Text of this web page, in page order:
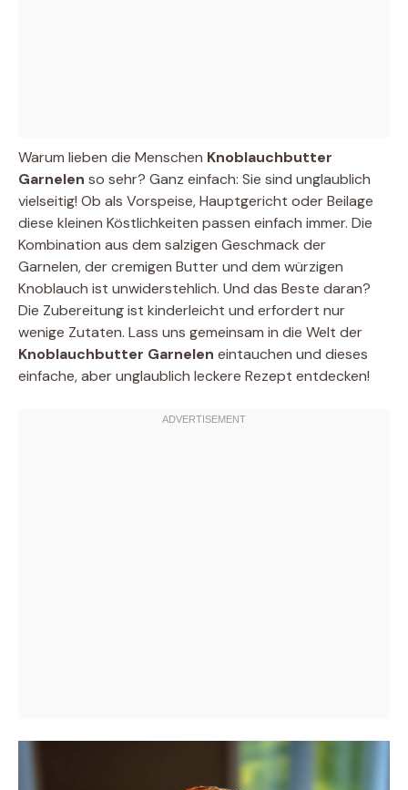
Warum lieben die Menschen Knoblauchbutter
Garnelen so sehr? Ganz einfach: Sie sind unglaublich
vielseitig! Ob als Vorspeise, Hauptgericht oder Beilage 
diese kleinen Köstlichkeiten passen einfach immer. Die
Kombination aus dem salzigen Geschmack der
Garnelen, der cremigen Butter und dem würzigen
Knoblauch ist unwiderstehlich. Und das Beste daran?
Die Zubereitung ist kinderleicht und erfordert nur
wenige Zutaten. Lass uns gemeinsam in die Welt der
Knoblauchbutter Garnelen eintauchen und dieses
einfache, aber unglaublich leckere Rezept entdecken!